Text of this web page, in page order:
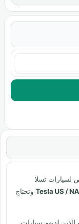
تسلا
وتحتاج
الذين لديهم سيارات